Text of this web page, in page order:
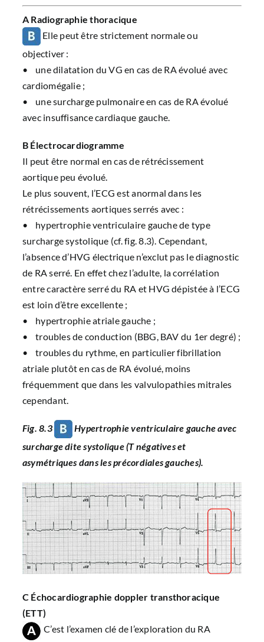
A Radiographie thoracique
Elle peut être strictement normale ou
objectiver :
• une dilatation du VG en cas de RA évolué avec
cardiomégalie ;
• une surcharge pulmonaire en cas de RA évolué
avec insuffisance cardiaque gauche.
B Électrocardiogramme
Il peut être normal en cas de rétrécissement
aortique peu évolué.
Le plus souvent, l’ECG est anormal dans les
rétrécissements aortiques serrés avec :
• hypertrophie ventriculaire gauche de type
surcharge systolique (cf. fig. 8.3). Cependant,
l’absence d’HVG électrique n’exclut pas le diagnostic
de RA serré. En effet chez l’adulte, la corrélation
entre caractère serré du RA et HVG dépistée à l’ECG
est loin d’être excellente ;
• hypertrophie atriale gauche ;
• troubles de conduction (BBG, BAV du 1er degré) ;
• troubles du rythme, en particulier fibrillation
atriale plutôt en cas de RA évolué, moins
fréquemment que dans les valvulopathies mitrales
cependant.
Fig. 8.3
Hypertrophie ventriculaire gauche avec
surcharge dite systolique (T négatives et
asymétriques dans les précordiales gauches).
C Échocardiographie doppler transthoracique
(ETT)
C’est l’examen clé de l’exploration du RA